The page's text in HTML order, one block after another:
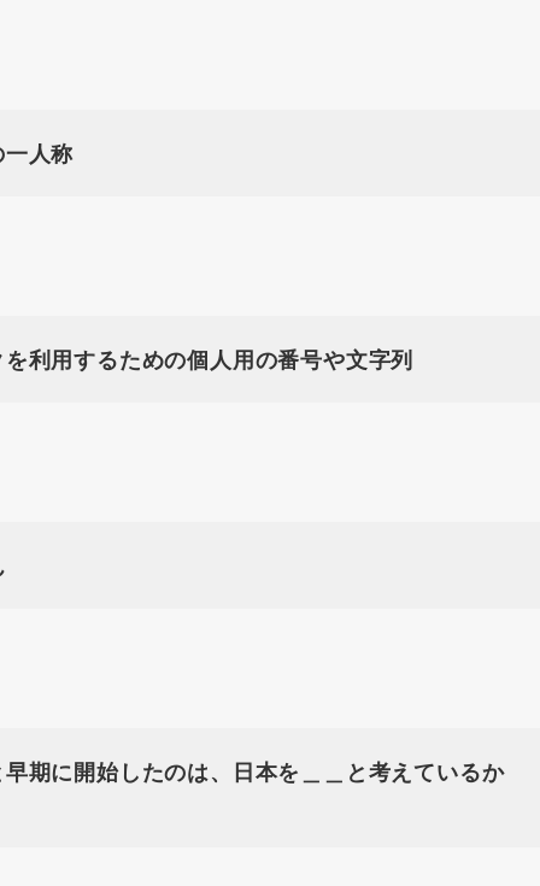
人称
利用するための個人用の番号や文字列
期に開始したのは、日本を＿＿と考えているか